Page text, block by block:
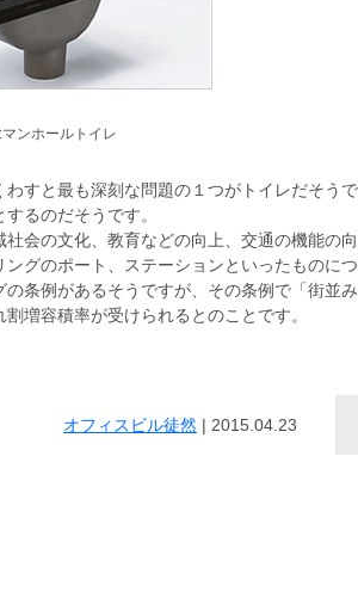
ンホールトイレ
すと最も深刻な問題の１つがトイレだそう
るのだそうです。
会の文化、教育などの向上、交通の機能の
グのポート、ステーションといったものに
条例があるそうですが、その条例で「街並
増容積率が受けられるとのことです。
オフィスビル徒然 | 2015.04.23